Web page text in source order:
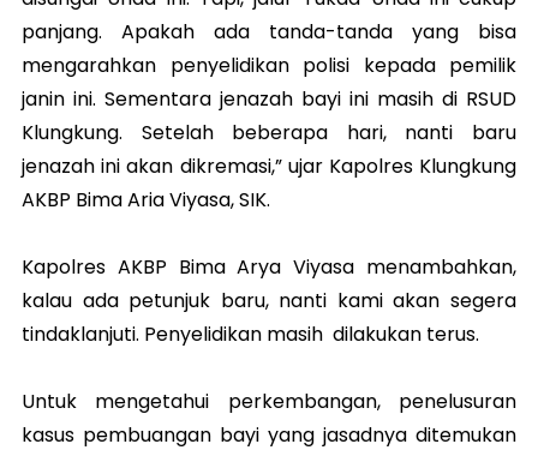
panjang. Apakah ada tanda-tanda yang bisa
mengarahkan penyelidikan polisi kepada pemilik
janin ini. Sementara jenazah bayi ini masih di RSUD
Klungkung. Setelah beberapa hari, nanti baru
jenazah ini akan dikremasi,” ujar Kapolres Klungkung
AKBP Bima Aria Viyasa, SIK.
Kapolres AKBP Bima Arya Viyasa menambahkan,
kalau ada petunjuk baru, nanti kami akan segera
tindaklanjuti. Penyelidikan masih dilakukan terus.
Untuk mengetahui perkembangan, penelusuran
kasus pembuangan bayi yang jasadnya ditemukan